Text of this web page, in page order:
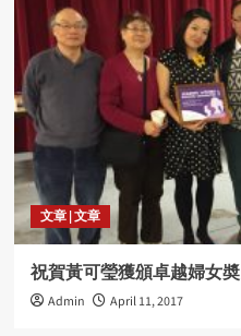
文章 | 文章
祝賀黃可瑩獲頒卓越婦女奬
Admin April 11, 2017